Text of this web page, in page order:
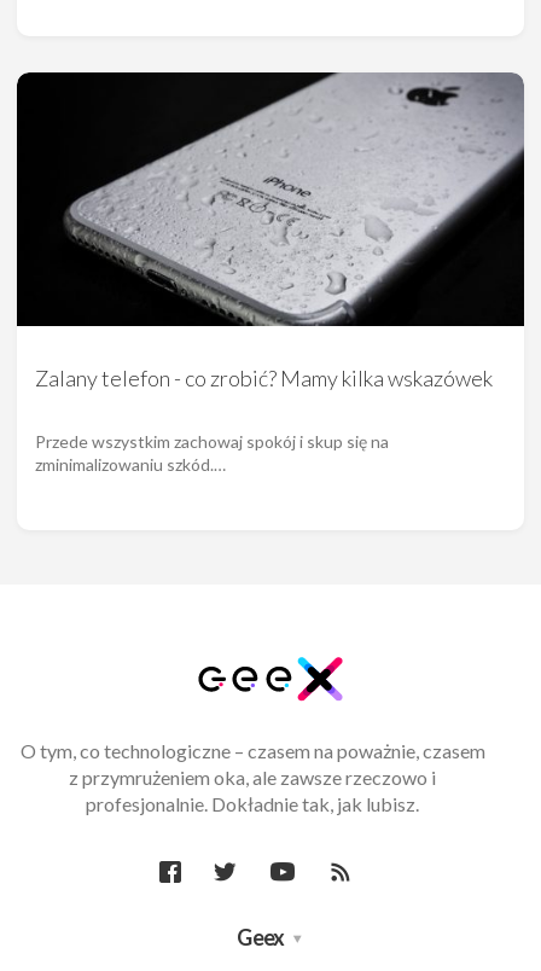
Zalany telefon - co zrobić? Mamy kilka wskazówek
Przede wszystkim zachowaj spokój i skup się na
zminimalizowaniu szkód.…
O tym, co technologiczne – czasem na poważnie, czasem
z przymrużeniem oka, ale zawsze rzeczowo i
profesjonalnie. Dokładnie tak, jak lubisz.
Geex